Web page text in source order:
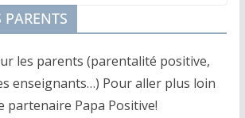
les parents (parentalité positive,
enseignants…) Pour aller plus loin
partenaire Papa Positive!